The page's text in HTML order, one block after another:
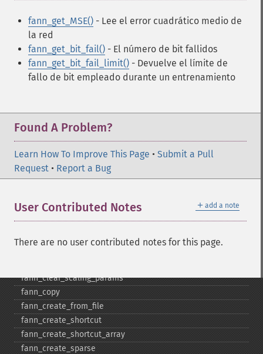
fann_get_MSE() - Lee el error cuadrático medio de
la red
fann_get_bit_fail() - El número de bit fallidos
fann_get_bit_fail_limit() - Devuelve el límite de
fallo de bit empleado durante un entrenamiento
Found A Problem?
Learn How To Improve This Page • Submit a Pull
Request • Report a Bug
＋ add a note
User Contributed Notes
There are no user contributed notes for this page.
fann_​clear_​scaling_​params
fann_​copy
fann_​create_​from_​file
fann_​create_​shortcut
fann_​create_​shortcut_​array
fann_​create_​sparse